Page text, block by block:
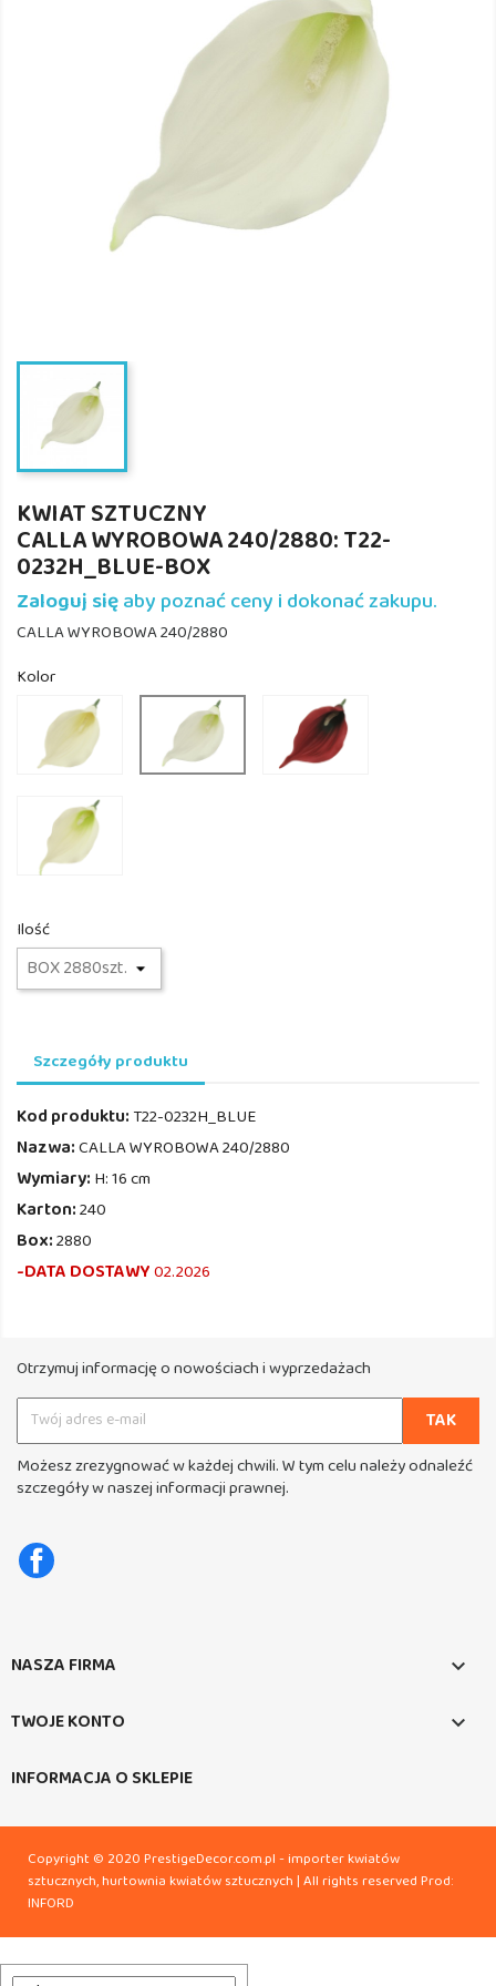
KWIAT SZTUCZNY
CALLA WYROBOWA 240/2880: T22-
0232H_BLUE-BOX
Zaloguj sięaby poznać ceny i dokonać zakupu.
CALLA WYROBOWA 240/2880
Kolor
T22-
0232H_CREAM
T22-
0232H_WH/GREEN
T22-
0232H_17
DK.RED
T22-
0232H_CREAM/GREE
Ilość
Szczegóły produktu
Kod produktu: T22-0232H_BLUE
Nazwa:CALLA WYROBOWA 240/2880
Wymiary: H: 16 cm
-DATA DOSTAWY02.2026
Karton:240
Box:2880
Otrzymuj informację o nowościach i wyprzedażach
Możesz zrezygnować w każdej chwili. W tym celu należy odnaleźć
szczegóły w naszej informacji prawnej.
NASZA FIRMA 
TWOJE KONTO 
INFORMACJA O SKLEPIE
Copyright © 2020 PrestigeDecor.com.pl - importer kwiatów
sztucznych, hurtownia kwiatów sztucznych | All rights reservedProd:
INFORD